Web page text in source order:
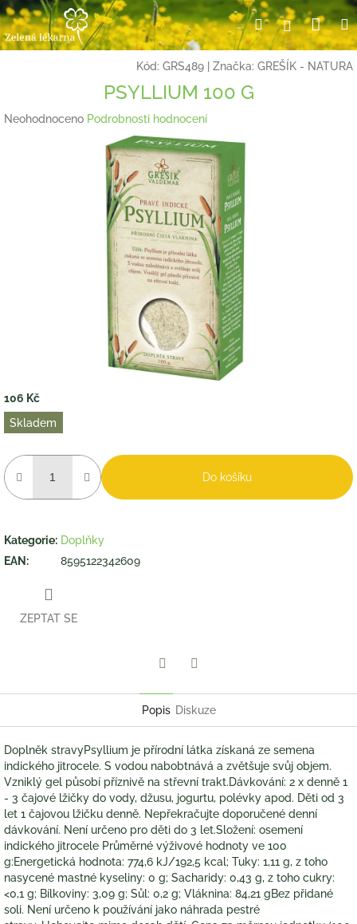
Přejít
na
obsah
HledatPřihlášení
Kód: GRS489 Značka: GREŠÍK - NATURA
PSYLLIUM 100 G
Průměrné
Neohodnoceno Podrobnosti hodnocení
106 Kč
Měrná
cena:
Skladem
Do košíku
Kategorie: Doplňky
EAN : 8595122342609
ZEPTAT SE
Popis Diskuze
Doplněk stravyPsyllium je přírodní látka získaná ze semena
indického jitrocele. S vodou nabobtnává a zvětšuje svůj objem.
Vzniklý gel působí příznivě na střevní trakt.Dávkování: 2 x denně 1
- 3 čajové lžičky do vody, džusu, jogurtu, polévky apod. Děti od 3
let 1 čajovou lžičku denně. Nepřekračujte doporučené denní
dávkování. Není určeno pro děti do 3 let.Složení: osemení
indického jitrocele Průměrné výživové hodnoty ve 100
g:Energetická hodnota: 774,6 kJ/192,5 kcal; Tuky: 1,11 g, z toho
nasycené mastné kyseliny: 0 g; Sacharidy: 0,43 g, z toho cukry:
<0,1 g; Bílkoviny: 3,09 g; Sůl: 0,2 g; Vláknina: 84,21 gBez přidané
soli. Není určeno k používání jako náhrada pestré